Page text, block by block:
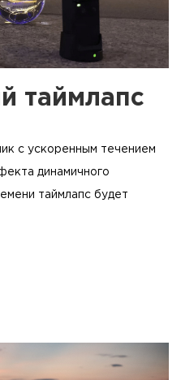
таймлапс
с ускоренным течением
динамичного
таймлапс будет